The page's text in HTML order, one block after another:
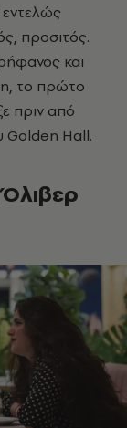
εντελώς
προσιτός.
και
το πρώτο
πριν από
Golden Hall.